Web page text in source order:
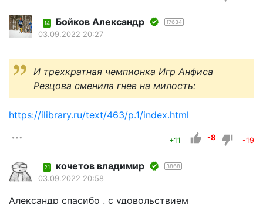
14 Бойков Александр 17634
03.09.2022 20:27
И трехкратная чемпионка Игр Анфиса
Резцова сменила гнев на милость:
https://ilibrary.ru/text/463/p.1/index.html
+11 -8 -19
21 кочетов владимир 3868
03.09.2022 20:58
Александр спасибо , с удовольствием